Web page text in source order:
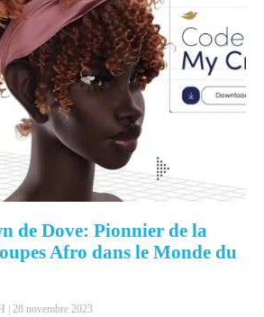
de Dove: Pionnier de la
Afro dans le Monde du
28 novembre 2023